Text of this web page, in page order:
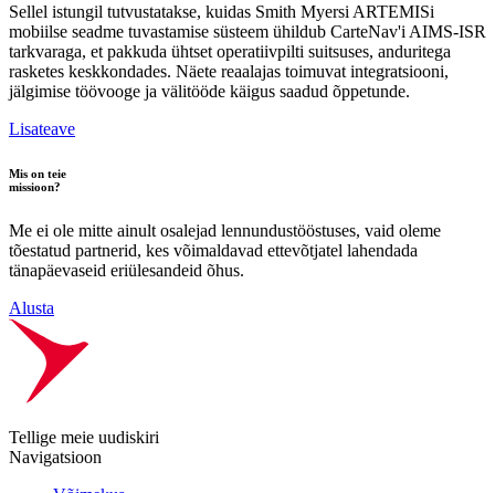
Sellel istungil tutvustatakse, kuidas Smith Myersi ARTEMISi
mobiilse seadme tuvastamise süsteem ühildub CarteNav'i AIMS-ISR
tarkvaraga, et pakkuda ühtset operatiivpilti suitsuses, anduritega
rasketes keskkondades. Näete reaalajas toimuvat integratsiooni,
jälgimise töövooge ja välitööde käigus saadud õppetunde.
Lisateave
Mis on teie
missioon?
Me ei ole mitte ainult osalejad lennundustööstuses, vaid oleme
tõestatud partnerid, kes võimaldavad ettevõtjatel lahendada
tänapäevaseid eriülesandeid õhus.
Alusta
Tellige meie uudiskiri
Navigatsioon